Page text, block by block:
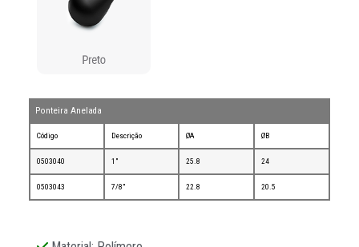
Ponteira Anelada
Código Descrição ØA ØB
0503040 1" 25.8 24
0503043 7/8" 22.8 20.5